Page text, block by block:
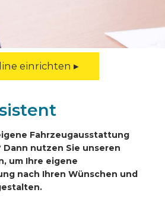
einrichten ▸
Fahrzeugausstattung
Dann nutzen Sie unseren
um Ihre eigene
nach Ihren Wünschen und